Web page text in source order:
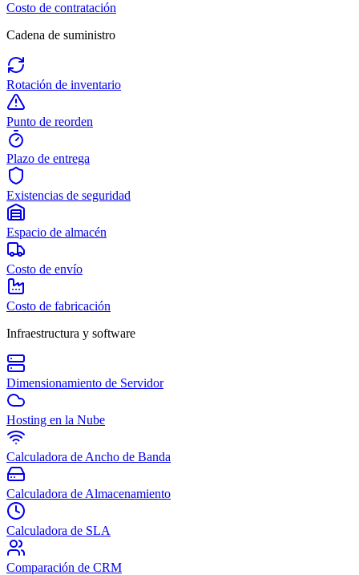
Costo de contratación
Cadena de suministro
Rotación de inventario
Punto de reorden
Plazo de entrega
Existencias de seguridad
Espacio de almacén
Costo de envío
Costo de fabricación
Infraestructura y software
Dimensionamiento de Servidor
Hosting en la Nube
Calculadora de Ancho de Banda
Calculadora de Almacenamiento
Calculadora de SLA
Comparación de CRM